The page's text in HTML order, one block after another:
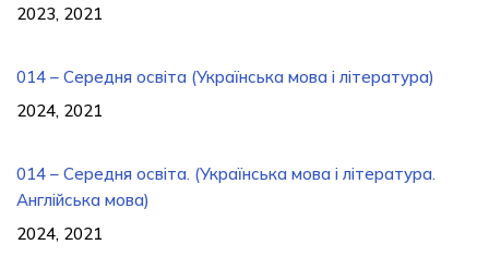
2023, 2021
014 – Середня освіта (Українська мова і література)
2024, 2021
014 – Середня освіта. (Українська мова і література.
Англiйська мова)
2024, 2021